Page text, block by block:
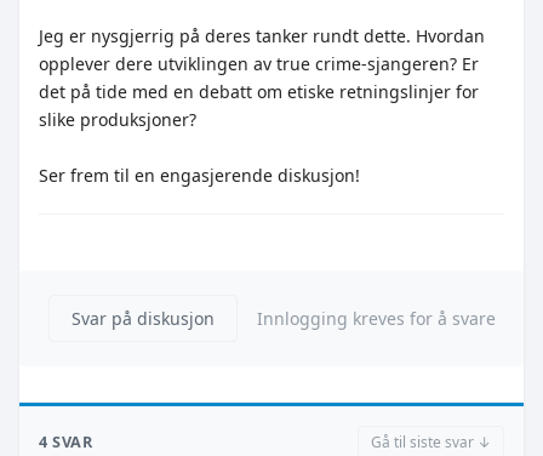
Jeg er nysgjerrig på deres tanker rundt dette. Hvordan
opplever dere utviklingen av true crime-sjangeren? Er
det på tide med en debatt om etiske retningslinjer for
slike produksjoner?
Ser frem til en engasjerende diskusjon!
Svar på diskusjon Innlogging kreves for å svare
4 SVAR Gå til siste svar ↓